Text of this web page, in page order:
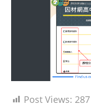
Post Views: 287